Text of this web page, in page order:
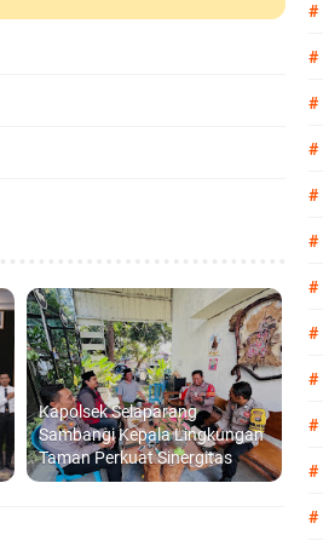
Kapolsek Selaparang
Sambangi Kepala Lingkungan
Taman Perkuat Sinergitas
#
#
#
#
#
#
#
#
#
#
#
#